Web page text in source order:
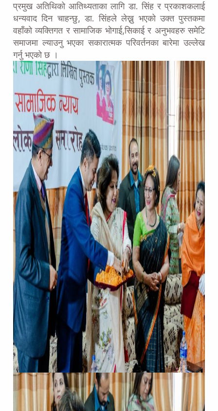
प्रमुख अतिथिको आतिथ्यताका लागि डा. सिंह र प्रकाशकलाई
धन्यवाद दिन चाहन्छु, डा. सिंहले लेख्नु भएको उक्त पुस्तकमा
वहाँको व्यक्तिगत र सामाजिक भोगाई,सिकाई र अनुभवहरु समेटि
समाजमा ल्याउनु भएका सकारात्मक परिवर्तनका बारेमा उल्लेख
गर्नु भएको छ ।